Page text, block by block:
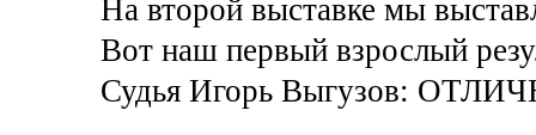
На второй выставке мы
Вот наш первый взрослый
Судья Игорь Выгузов: